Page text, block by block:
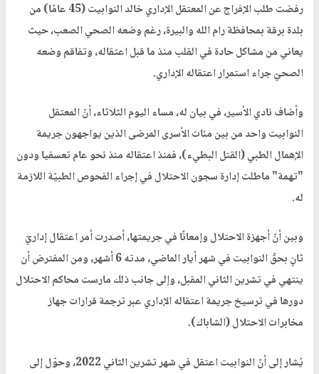
رفضت طلب الإفراج عن المعتقل الإداري خالد النوابيت (45 عامًا) من
بلدة برقة بمحافظة رام الله والبيرة، رغم وضعه الصحي الصعب، حيث
يعاني من مشاكل حادة في القلب منذ ما قبل اعتقاله، وتفاقم وضعه
الصحيّ جراء استمرار اعتقاله الإداري.
وأضاف نادي الأسير، في بيان له، مساء اليوم الثلاثاء، أنّ المعتقل
النوابيت واحد من بين مئات الأسرى المرضى الذين يواجهون جريمة
الإهمال الطبي (القتل البطيء)، فمنذ اعتقاله منذ نحو عام تعسفيا ودون
"تهمة" ماطلت إدارة سجون الاحتلال في إجراء الفحوص الطبيّة اللازمة
له.
وبين أنّ أجهزة الاحتلال وإمعانًا في جريمتها، أصدرت أمر اعتقال إداريّ
ثانٍ بحقّ النوابيت في شهر أيار الماضي، مدته 6 أشهر، ومن المفترض أن
ينتهي في تشرين الثاني المقبل، وإلى جانب ذلك مارست محاكم الاحتلال
دورها في ترسيخ جريمة اعتقاله الإداري عبر ترجمة قرارات جهاز
مخابرات الاحتلال (الشاباك).
يُشار إلى أنّ النوابيت اعتقل في شهر تشرين الثاني 2022، وحوّل إلى